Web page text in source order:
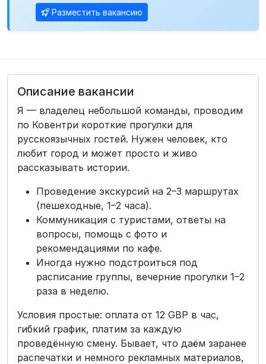
Разместить вакансию
Описание вакансии
Я — владелец небольшой команды, проводим
по Ковентри короткие прогулки для
русскоязычных гостей. Нужен человек, кто
любит город и может просто и живо
рассказывать истории.
Проведение экскурсий на 2–3 маршрутах
(пешеходные, 1–2 часа).
Коммуникация с туристами, ответы на
вопросы, помощь с фото и
рекомендациями по кафе.
Иногда нужно подстроиться под
расписание группы, вечерние прогулки 1–2
раза в неделю.
Условия простые: оплата от 12 GBP в час,
гибкий график, платим за каждую
проведённую смену. Бывает, что даём заранее
распечатки и немного рекламных материалов,